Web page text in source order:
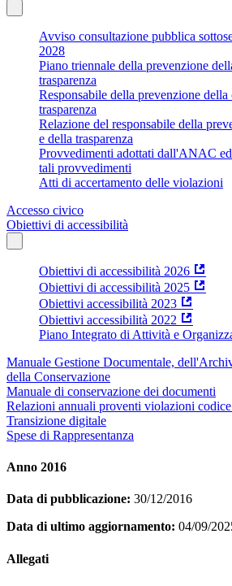
Avviso consultazione pubblica
2028
Piano triennale della prevenzione
trasparenza
Responsabile della prevenzione
trasparenza
Relazione del responsabile della
e della trasparenza
Provvedimenti adottati dall'ANAC
tali provvedimenti
Atti di accertamento delle violazioni
Accesso civico
Obiettivi di accessibilità
Obiettivi di accessibilità 2026
Obiettivi di accessibilità 2025
Obiettivi accessibilità 2023
Obiettivi accessibilità 2022
Piano Integrato di Attività e
Manuale Gestione Documentale,
della Conservazione
Manuale di conservazione dei documenti
Relazioni annuali proventi violazioni codice
Transizione digitale
Spese di Rappresentanza
Anno 2016
Data di pubblicazione: 30/12/2016
Data di ultimo aggiornamento: 04/09/
Allegati